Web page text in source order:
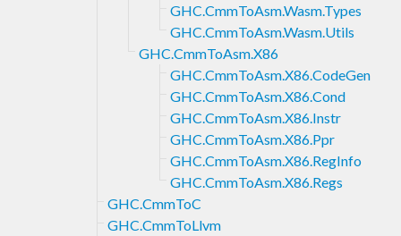
GHC.CmmToAsm.Wasm.Types
GHC.CmmToAsm.Wasm.Utils
GHC.CmmToAsm.X86
GHC.CmmToAsm.X86.CodeGen
GHC.CmmToAsm.X86.Cond
GHC.CmmToAsm.X86.Instr
GHC.CmmToAsm.X86.Ppr
GHC.CmmToAsm.X86.RegInfo
GHC.CmmToAsm.X86.Regs
GHC.CmmToC
GHC.CmmToLlvm